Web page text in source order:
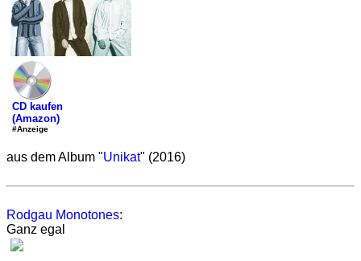
CD kaufen
(Amazon)
#Anzeige
aus dem Album "Unikat" (2016)
Rodgau Monotones:
Ganz egal